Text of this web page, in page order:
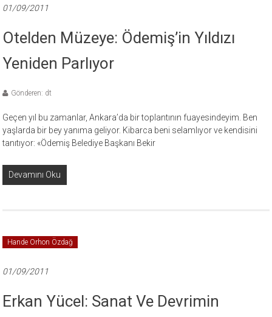
01/09/2011
Otelden Müzeye: Ödemiş’in Yıldızı
Yeniden Parlıyor
Gönderen: dt
Geçen yıl bu zamanlar, Ankara’da bir toplantının fuayesindeyim. Ben
yaşlarda bir bey yanıma geliyor. Kibarca beni selamlıyor ve kendisini
tanıtıyor: «Ödemiş Belediye Başkanı Bekir
Devamını Oku
Hande Orhon Özdağ
01/09/2011
Erkan Yücel: Sanat Ve Devrimin